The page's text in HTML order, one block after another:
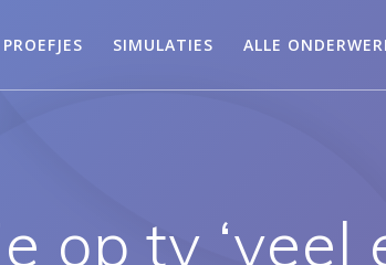
PROEFJES SIMULATIES ALLE
op tv ‘veel